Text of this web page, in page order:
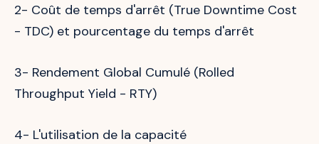
2- Coût de temps d'arrêt (True Downtime Cost
- TDC) et pourcentage du temps d'arrêt
3- Rendement Global Cumulé (Rolled
Throughput Yield - RTY)
4- L'utilisation de la capacité